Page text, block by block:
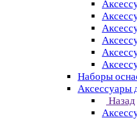
Наборы
Аксессуары
Назад